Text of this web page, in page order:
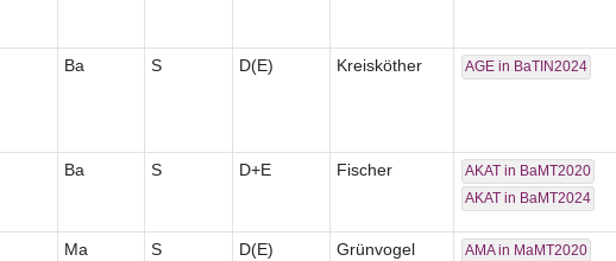
Ba S D(E) Kreisköther AGE in BaTIN2024
Ba S D+E Fischer
AKAT in BaMT2020
AKAT in BaMT2024
Ma S D(E) Grünvogel
AMA in MaMT2020